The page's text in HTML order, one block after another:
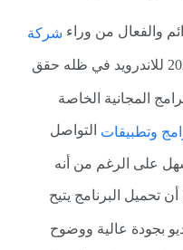
والفعال من وراء شركة
المشهورة والذي ماسنجر 2023 للاندرويد في ظله حقق
المجانية الخاصة
وتطبيقات التواصل
على الرغم من أنه
أن تحميل البرنامج يتيح
بجودة عالية ووضوح